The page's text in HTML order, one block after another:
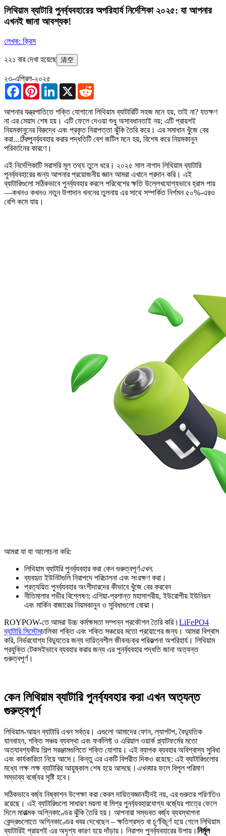
লিথিয়াম ব্যাটারি পুনর্ব্যবহারের অপরিহার্য নির্দেশিকা ২০২৫: যা আপনার
এখনই জানা আবশ্যক!
লেখক: ক্রিস
২২১ বার দেখা হয়েছে 清空
২৩-এপ্রিল-২০২৫
FacebookPinterestLinkedIn
X
আপনার যন্ত্রপাতিতে শক্তি যোগানো লিথিয়াম ব্যাটারিটি সহজ মনে হয়, তাই না? যতক্ষণ
না এর মেয়াদ শেষ হয়। এটি ফেলে দেওয়া শুধু অসাবধানতাই নয়; এটি প্রায়শই
নিয়মকানুনের বিরুদ্ধে এবং প্রকৃত নিরাপত্তা ঝুঁকি তৈরি করে। এর সমাধান খুঁজে বের
করা...ঠিকপুনর্ব্যবহার করার পদ্ধতিটি বেশ জটিল মনে হয়, বিশেষ করে নিয়মকানুন
পরিবর্তনের কারণে।
এই নির্দেশিকাটি সরাসরি মূল তথ্য তুলে ধরে। ২০২৫ সাল নাগাদ লিথিয়াম ব্যাটারি
পুনর্ব্যবহারের জন্য আপনার প্রয়োজনীয় জ্ঞান আমরা এখানে প্রদান করি। এই
ব্যাটারিগুলো সঠিকভাবে পুনর্ব্যবহার করলে পরিবেশের ক্ষতি উল্লেখযোগ্যভাবে হ্রাস পায়
—কখনও কখনও নতুন উপাদান খননের তুলনায় এর সাথে সম্পর্কিত নির্গমন ৫০%-এরও
বেশি কমে যায়।
আমরা যা যা আলোচনা করি:
লিথিয়াম ব্যাটারি পুনর্ব্যবহার করা কেন গুরুত্বপূর্ণএখন.
ব্যবহৃত ইউনিটগুলি নিরাপদে পরিচালনা এবং সংরক্ষণ করা।
প্রত্যয়িত পুনর্ব্যবহার অংশীদারদের কীভাবে খুঁজে বের করবেন
নীতিমালার গভীর বিশ্লেষণ: এশিয়া-প্রশান্ত মহাসাগরীয়, ইউরোপীয় ইউনিয়ন
এবং মার্কিন বাজারের নিয়মকানুন ও সুবিধাগুলো বোঝা।
ROYPOW-তে আমরা উচ্চ কর্মক্ষমতা সম্পন্ন প্রকৌশল তৈরি করি। LiFePO4
ব্যাটারি সিস্টেমচালিকা শক্তি এবং শক্তি সঞ্চয়ের মতো প্রয়োগের জন্য। আমরা বিশ্বাস
করি, নির্ভরযোগ্য বিদ্যুতের জন্য দায়িত্বশীল জীবনচক্র পরিকল্পনা অপরিহার্য। লিথিয়াম
প্রযুক্তি টেকসইভাবে ব্যবহার করার জন্য এর পুনর্ব্যবহার পদ্ধতি জানা অত্যন্ত
গুরুত্বপূর্ণ।
কেন লিথিয়াম ব্যাটারি পুনর্ব্যবহার করা এখন অত্যন্ত
গুরুত্বপূর্ণ
লিথিয়াম-আয়ন ব্যাটারি এখন সর্বত্র। এগুলো আমাদের ফোন, ল্যাপটপ, বৈদ্যুতিক
যানবাহন, শক্তি সঞ্চয় ব্যবস্থা এবং ফর্কলিফ্ট ও এরিয়াল ওয়ার্ক প্ল্যাটফর্মের মতো
অত্যাবশ্যকীয় শিল্প সরঞ্জামগুলিতে শক্তি যোগায়। এই ব্যাপক ব্যবহার অবিশ্বাস্য সুবিধা
এবং কার্যকারিতা নিয়ে আসে। কিন্তু এর একটি বিপরীত দিকও রয়েছে: এই ব্যাটারিগুলোর
মধ্যে লক্ষ লক্ষ ব্যাটারির আয়ুষ্কাল শেষ হয়ে আসছে। এখনযার ফলে বিপুল পরিমাণ
সম্ভাব্য বর্জ্যের সৃষ্টি হবে।
সঠিকভাবে বর্জ্য নিষ্কাশন উপেক্ষা করা কেবল দায়িত্বজ্ঞানহীনই নয়, এর গুরুতর পরিণতিও
রয়েছে। এই ব্যাটারিগুলো সাধারণ ময়লা বা মিশ্র পুনর্ব্যবহারযোগ্য বর্জ্যের পাত্রে ফেলে
দিলে মারাত্মক অগ্নিকাণ্ডের ঝুঁকি তৈরি হয়। আপনারা সম্ভবত বর্জ্য ব্যবস্থাপনা
কেন্দ্রগুলোতে অগ্নিকাণ্ডের খবর দেখেছেন – ক্ষতিগ্রস্ত বা চূর্ণবিচূর্ণ হয়ে গেলে লিথিয়াম
ব্যাটারিই প্রায়শই এর অদৃশ্য কারণ হয়ে দাঁড়ায়। নিরাপদ পুনর্ব্যবহারের উপায়। নির্মূল